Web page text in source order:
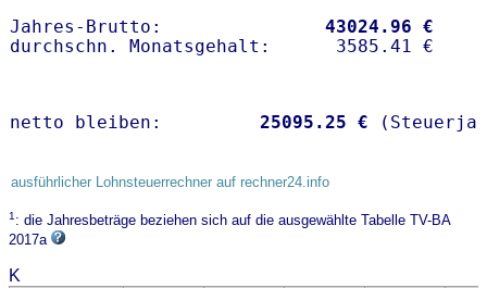
Jahres-Brutto: 43024.96 €
netto bleiben: 25095.25 €
ausführlicher Lohnsteuerrechner auf rechner24.info
1: die Jahresbeträge beziehen sich auf die ausgewählte Tabelle TV-BA
2017a
K